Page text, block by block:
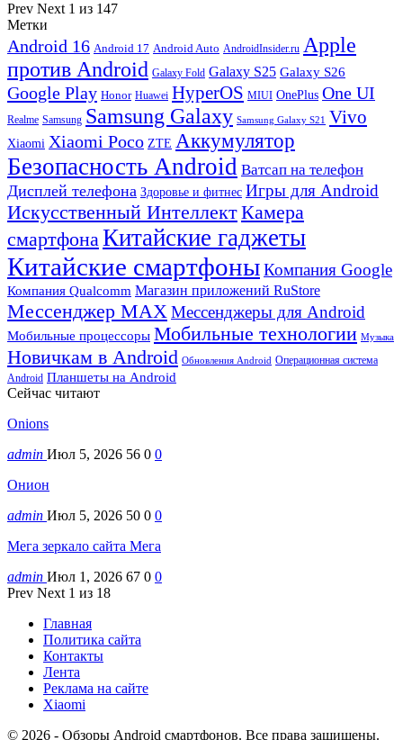
Prev Next 1 из 147
Метки
Android 16 Android 17 Android Auto AndroidInsider.ru Apple
против Android Galaxy Fold Galaxy S25 Galaxy S26
Google Play Honor Huawei HyperOS MIUI OnePlus One UI
Realme Samsung Samsung Galaxy Samsung Galaxy S21 Vivo
Xiaomi Xiaomi Poco ZTE Аккумулятор
Безопасность Android Ватсап на телефон
Дисплей телефона Здоровье и фитнес Игры для Android
Искусственный ИнтеллектКамера
смартфонаКитайские гаджеты
Китайские смартфоныКомпания Google
Компания Qualcomm Магазин приложений RuStore
Мессенджер MAXМессенджеры для Android
Мобильные процессоры Мобильные технологии Музыка
Новичкам в Android Обновления Android Операционная система
Android Планшеты на Android
Сейчас читают
Onions
admin Июл 5, 2026 56 0 0
Онион
admin Июл 5, 2026 50 0 0
Мега зеркало сайта Мега
admin Июл 1, 2026 67 0 0
Prev Next 1 из 18
Главная
Политика сайта
Контакты
Лента
Реклама на сайте
Xiaomi
© 2026 - Обзоры Android смартфонов. Все права защищены.